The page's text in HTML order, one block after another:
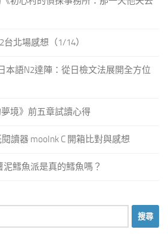
北場感想（1/14）
本語N2達陣：從日檢文法展開全方位
境》前五章試讀心得
讀器 mooInk C 開箱比對與感想
泥鱈魚派是真的鱈魚嗎？